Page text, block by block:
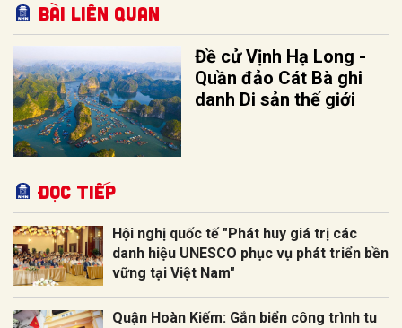
Bài liên quan
Đề cử Vịnh Hạ Long -
Quần đảo Cát Bà ghi
danh Di sản thế giới
Đọc tiếp
Hội nghị quốc tế "Phát huy giá trị các
danh hiệu UNESCO phục vụ phát triển bền
vững tại Việt Nam"
Quận Hoàn Kiếm: Gắn biển công trình tu